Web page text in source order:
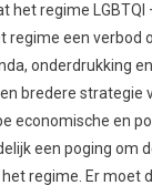
het regime LGBTQI
regime een verbod
onderdrukking en
bredere strategie
economische en
een poging om
regime. Er moet